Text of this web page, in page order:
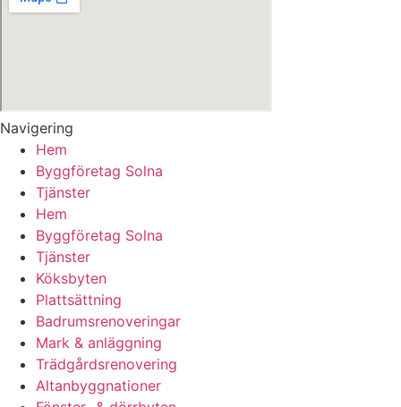
Navigering
Hem
Byggföretag Solna
Tjänster
Hem
Byggföretag Solna
Tjänster
Köksbyten
Plattsättning
Badrumsrenoveringar
Mark & anläggning
Trädgårdsrenovering
Altanbyggnationer